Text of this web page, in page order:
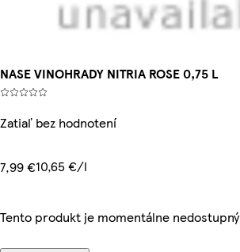
NASE VINOHRADY NITRIA ROSE 0,75 L
Zatiaľ bez hodnotení
7,99 €10,65 €/l
Tento produkt je momentálne nedostupný